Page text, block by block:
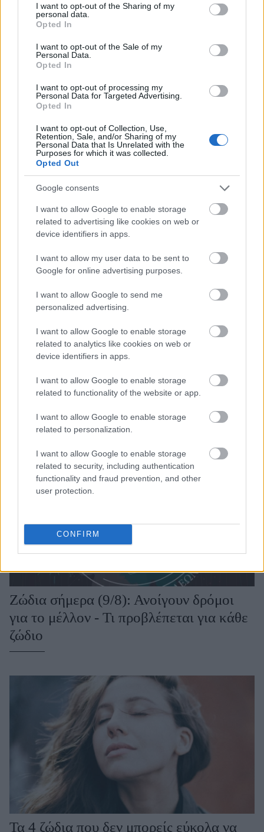
not limited to your visit or usage behaviour. You may click to
grant or deny consent to Google and its third-party tags to
use your data for below specified purposes in below Google
consent section.
I want to opt-out of the Sharing of my
personal data.
Opted In
I want to opt-out of the Sale of my
Personal Data.
Opted In
I want to opt-out of processing my
Personal Data for Targeted Advertising.
Opted In
I want to opt-out of Collection, Use,
Retention, Sale, and/or Sharing of my
Personal Data that Is Unrelated with the
Purposes for which it was collected.
Opted Out
Google consents
I want to allow Google to enable storage
related to advertising like cookies on web or
device identifiers in apps.
I want to allow my user data to be sent to
Google for online advertising purposes.
I want to allow Google to send me
personalized advertising.
I want to allow Google to enable storage
related to analytics like cookies on web or
device identifiers in apps.
I want to allow Google to enable storage
related to functionality of the website or app.
I want to allow Google to enable storage
related to personalization.
I want to allow Google to enable storage
related to security, including authentication
functionality and fraud prevention, and other
user protection.
CONFIRM
Σκορπιός με Σκορπιός
Σκορπιός με Τοξότης
Σκορπιός με Υδροχόος
Σκορπιός με Ιχθύς
Τελευταία Άρθρα Ζωδίων
Εβδομαδιαίες προβλέψεις ζωδίων 10 -
16 Αυγούστου 2026 | ζαρΑτούΣΤΡΑ -
Ξεκινήματα και γεγονότα που μπορούν
να αλλάξουν την πορεία της ζωής μας
Ζώδια σήμερα (9/8): Ανοίγουν δρόμοι
για το μέλλον - Τι προβλέπεται για κάθε
ζώδιο
Τα 4 ζώδια που δεν μπορείς εύκολα να